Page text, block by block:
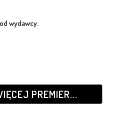
wydawcy.
PREMIER...